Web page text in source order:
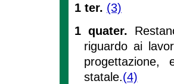
1 ter. (3)
1 quater.
riguardo ai
progettazione,
statale.(4)